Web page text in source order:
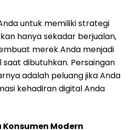
untuk memiliki strategi
hanya sekadar berjualan,
merek Anda menjadi
dibutuhkan. Persaingan
adalah peluang jika Anda
kehadiran digital Anda
Modern